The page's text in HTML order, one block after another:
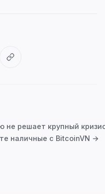
решает крупный
наличные с BitcoinVN →